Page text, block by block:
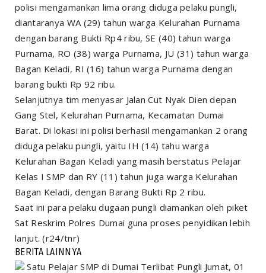
polisi mengamankan lima orang diduga pelaku pungli,
diantaranya WA (29) tahun warga Kelurahan Purnama
dengan barang Bukti Rp4 ribu, SE (40) tahun warga
Purnama, RO (38) warga Purnama, JU (31) tahun warga
Bagan Keladi, RI (16) tahun warga Purnama dengan
barang bukti Rp 92 ribu.
Selanjutnya tim menyasar Jalan Cut Nyak Dien depan
Gang Stel, Kelurahan Purnama, Kecamatan Dumai
Barat. Di lokasi ini polisi berhasil mengamankan 2 orang
diduga pelaku pungli, yaitu IH (14) tahu warga
Kelurahan Bagan Keladi yang masih berstatus Pelajar
Kelas I SMP dan RY (11) tahun juga warga Kelurahan
Bagan Keladi, dengan Barang Bukti Rp 2 ribu.
Saat ini para pelaku dugaan pungli diamankan oleh piket
Sat Reskrim Polres Dumai guna proses penyidikan lebih
lanjut. (r24/tnr)
BERITA LAINNYA
Satu Pelajar SMP di Dumai Terlibat Pungli Jumat, 01